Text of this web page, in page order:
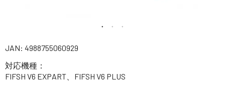
サポート・Q&A / 法人・学生のお客様
JAN: 4988755060929
対応機種：
FIFSH V6 EXPART、FIFSH V6 PLUS